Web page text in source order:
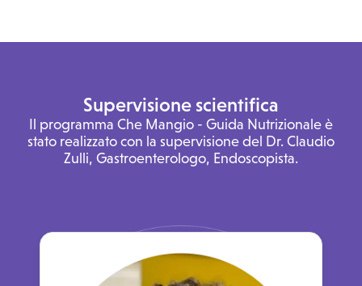
Supervisione scientifica
Il programma Che Mangio - Guida Nutrizionale è
stato realizzato con la supervisione del Dr. Claudio
Zulli, Gastroenterologo, Endoscopista.